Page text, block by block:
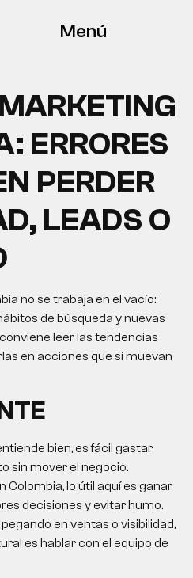
Menú
ERRORES
PERDER
LEADS O
no se trabaja en el vacío:
de búsqueda y nuevas
leer las tendencias
en acciones que sí muevan
bien, es fácil gastar
sin mover el negocio.
Colombia, lo útil aquí es ganar
decisiones y evitar humo.
en ventas o visibilidad,
es hablar con el equipo de